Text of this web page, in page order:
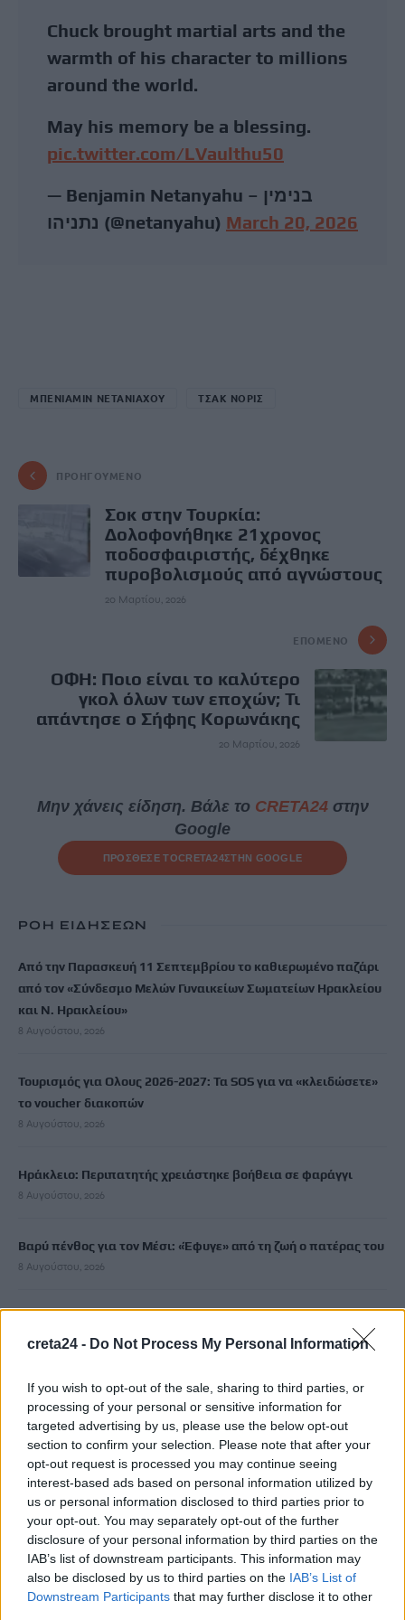
creta24 - Do Not Process My Personal Information
If you wish to opt-out of the sale, sharing to third parties, or
processing of your personal or sensitive information for
targeted advertising by us, please use the below opt-out
section to confirm your selection. Please note that after your
opt-out request is processed you may continue seeing
interest-based ads based on personal information utilized by
us or personal information disclosed to third parties prior to
your opt-out. You may separately opt-out of the further
disclosure of your personal information by third parties on the
IAB’s list of downstream participants. This information may
also be disclosed by us to third parties on the IAB’s List of
Downstream Participants that may further disclose it to other
Chuck brought martial arts and the
warmth of his character to millions
around the world.
May his memory be a blessing.
pic.twitter.com/LVaulthu50
— Benjamin Netanyahu – בנימין
נתניהו (@netanyahu) March 20, 2026
ΜΠΕΝΙΑΜΙΝ ΝΕΤΑΝΙΑΧΟΥ ΤΣΑΚ ΝΟΡΙΣ
ΠΡΟΗΓΟΎΜΕΝΟ
Σοκ στην Τουρκία:
Δολοφονήθηκε 21χρονος
ποδοσφαιριστής, δέχθηκε
πυροβολισμούς από αγνώστους
20 Μαρτίου, 2026
ΕΠΌΜΕΝΟ
ΟΦΗ: Ποιο είναι το καλύτερο
γκολ όλων των εποχών; Τι
απάντησε ο Σήφης Κορωνάκης
20 Μαρτίου, 2026
Μην χάνεις είδηση. Βάλε το CRETA24στην
Google
ΠΡΟΣΘΕΣΕ ΤΟCRETA24ΣΤΗΝ GOOGLE
ΡΟΗ ΕΙΔΗΣΕΩΝ
Από την Παρασκευή 11 Σεπτεμβρίου το καθιερωμένο παζάρι
από τον «Σύνδεσμο Μελών Γυναικείων Σωματείων Ηρακλείου
και Ν. Ηρακλείου»
8 Αυγούστου, 2026
Τουρισμός για Ολους 2026-2027: Τα SOS για να «κλειδώσετε»
το voucher διακοπών
8 Αυγούστου, 2026
Ηράκλειο: Περιπατητής χρειάστηκε βοήθεια σε φαράγγι
8 Αυγούστου, 2026
Βαρύ πένθος για τον Μέσι: «Έφυγε» από τη ζωή ο πατέρας του
8 Αυγούστου, 2026
8 Αυγούστου, 2026
Σε 57χρονη γυναίκα ανήκει η σορός στον Λυκαβηττό
8 Αυγούστου, 2026
Καλοκαίρι και αλλεργίες: Πότε απαιτείται προσοχή και ποια
συμπτώματα δεν πρέπει να αγνοούμε
8 Αυγούστου, 2026
Μυστράς: «Γιατί έβαλε τον πατέρα του στην κατάψυξη» – Το
μακάβριο σχέδιο που εξετάζουν οι Αρχές
8 Αυγούστου, 2026